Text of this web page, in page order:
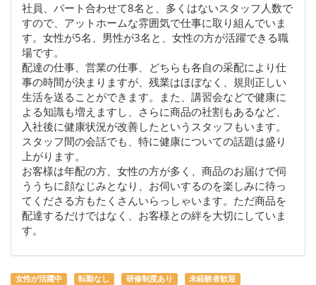
社員、パート合わせて8名と、多くはないスタッフ人数で
すので、アットホームな雰囲気で仕事に取り組んでいま
す。女性が5名、男性が3名と、女性の方が活躍できる職
場です。
配達の仕事、営業の仕事、どちらも各自の采配により仕
事の時間が決まりますが、残業はほぼなく、規則正しい
生活を送ることができます。また、講習会などで健康に
よる知識も増えますし、さらに商品の社割もあるなど、
入社後に健康状況が改善したというスタッフもいます。
スタッフ間の会話でも、特に健康についての話題は盛り
上がります。
お客様は年配の方、女性の方が多く、商品のお届けで伺
ううちに顔なじみとなり、お伺いするのを楽しみに待っ
てくださる方もたくさんいらっしゃいます。ただ商品を
配達するだけではなく、お客様との絆を大切にしていま
す。
女性が活躍中 転勤なし 研修制度あり
未経験者歓迎